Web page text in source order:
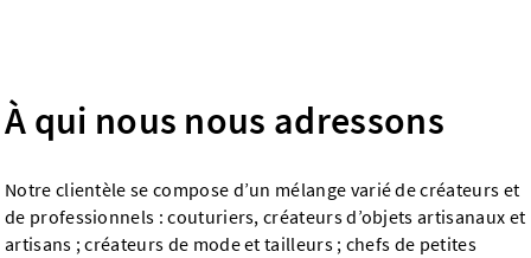
À qui nous nous adressons
Notre clientèle se compose d’un mélange varié de créateurs et
de professionnels : couturiers, créateurs d’objets artisanaux et
artisans ; créateurs de mode et tailleurs ; chefs de petites